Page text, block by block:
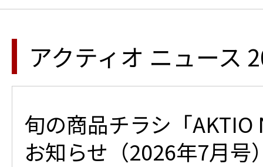
アクティオ ニュース
旬の商品チラシ「AKTIO
お知らせ（2026年7月号